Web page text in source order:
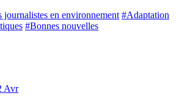
journalistes en environnement #Adaptation
#Bonnes nouvelles
Avr